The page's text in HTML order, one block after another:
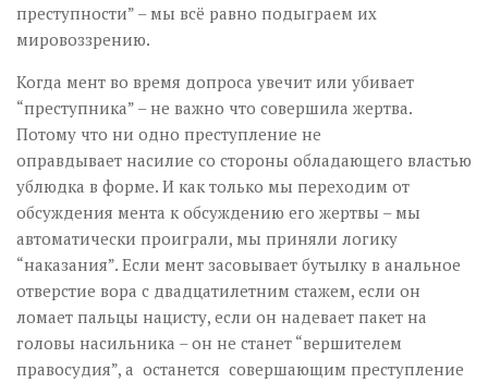
преступности” – мы всё равно подыграем их
мировоззрению.
Когда мент во время допроса увечит или убивает
“преступника” – не важно что совершила жертва.
Потому что ни одно преступление не
оправдывает насилие со стороны обладающего властью
ублюдка в форме. И как только мы переходим от
обсуждения мента к обсуждению его жертвы – мы
автоматически проиграли, мы приняли логику
“наказания”. Если мент засовывает бутылку в анальное
отверстие вора с двадцатилетним стажем, если он
ломает пальцы нацисту, если он надевает пакет на
головы насильника – он не станет “вершителем
правосудия”, а останется совершающим преступление